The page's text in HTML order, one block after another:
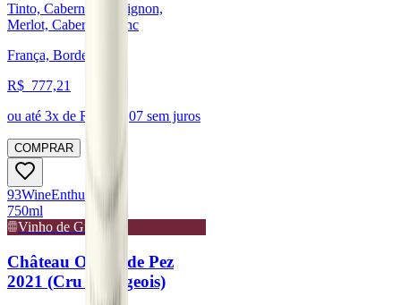
Tinto, Cabernet Sauvignon,
Merlot, Cabernet Franc
França, Bordeaux
R$ 777,21
ou até 3x de R$ 259,07 sem juros
COMPRAR
93WineEnthusiast
750ml
Vinho de Guarda
Château Ormes de Pez
2021 (Cru Bourgeois)